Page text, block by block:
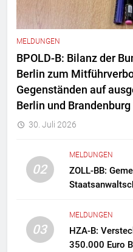
MELDUNGEN
BPOLD-B: Bilanz der
Berlin zum
Gegenständen auf
Berlin und Brandenburg
30. Juli 2026
02
MELDUNGEN
ZOLL-BB:
Zollfahndung
Drogenlabor
03
MELDUNGEN
HZA-B:
350.000 Euro